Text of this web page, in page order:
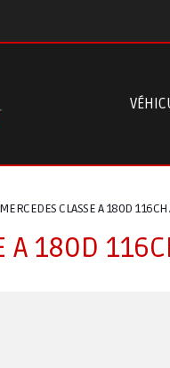
MERCEDES CLASSE A 180D
A 180D